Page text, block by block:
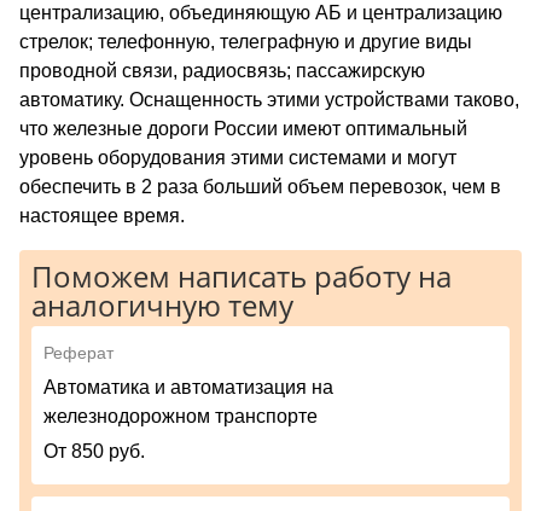
централизацию, объединяющую АБ и централизацию
стрелок; телефонную, телеграфную и другие виды
проводной связи, радиосвязь; пассажирскую
автоматику. Оснащенность этими устройствами таково,
что железные дороги России имеют оптимальный
уровень оборудования этими системами и могут
обеспечить в 2 раза больший объем перевозок, чем в
настоящее время.
Поможем написать работу на
аналогичную тему
Реферат
Автоматика и автоматизация на
железнодорожном транспорте
От 850 руб.